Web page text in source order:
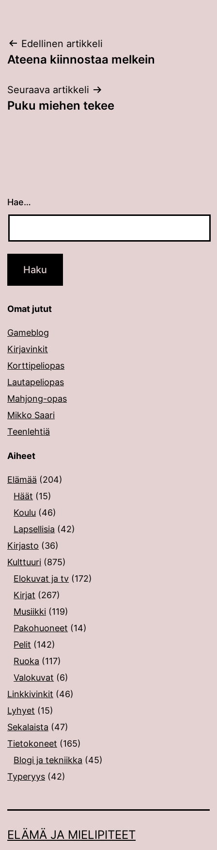
Artikkelien
selaus
Edellinen artikkeli
Ateena kiinnostaa melkein
Seuraava artikkeli
Puku miehen tekee
Hae…
Kun tuloksia tulee, voit selata niitä
Omat jutut
Gameblog
Kirjavinkit
Korttipeliopas
Lautapeliopas
Mahjong-opas
Mikko Saari
Teenlehtiä
Aiheet
Elämää (204)
Häät (15)
Koulu (46)
Lapsellisia (42)
Kirjasto (36)
Kulttuuri (875)
Elokuvat ja tv (172)
Kirjat (267)
Musiikki (119)
Pakohuoneet (14)
Pelit (142)
Ruoka (117)
Valokuvat (6)
Linkkivinkit (46)
Lyhyet (15)
Sekalaista (47)
Tietokoneet (165)
Blogi ja tekniikka (45)
Typeryys (42)
ELÄMÄ JA MIELIPITEET